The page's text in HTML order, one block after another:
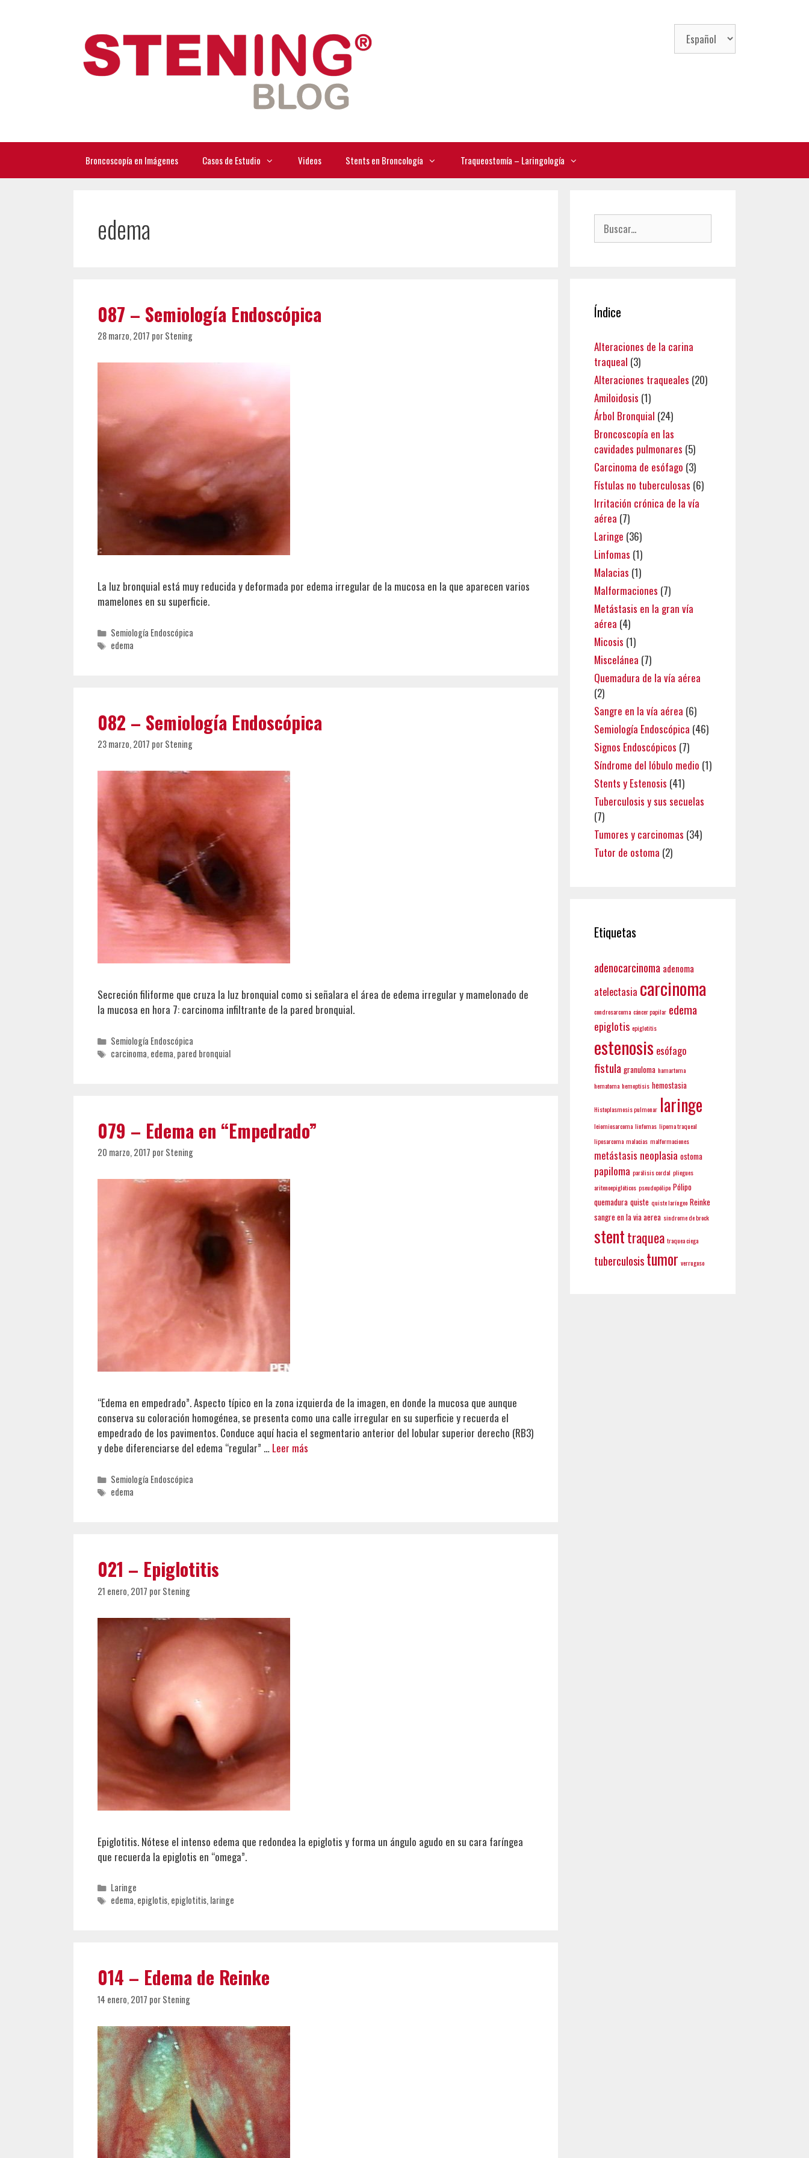
Elegir
Broncoscopía en Imágenes Casos de Estudio Videos Stents en Broncología Traqueostomía – Laringología
edema
087 – Semiología Endoscópica
28 marzo, 2017 porStening
La luz bronquial está muy reducida y deformada por edema irregular de la mucosa en la que aparecen varios
mamelones en su superficie.
Categorías
Semiología Endoscópica
Etiquetas
edema
082 – Semiología Endoscópica
23 marzo, 2017 porStening
Secreción filiforme que cruza la luz bronquial como si señalara el área de edema irregular y mamelonado de
la mucosa en hora 7: carcinoma infiltrante de la pared bronquial.
Categorías
Semiología Endoscópica
Etiquetas
carcinoma,edema,pared bronquial
079 – Edema en “Empedrado”
20 marzo, 2017 porStening
“Edema en empedrado”. Aspecto típico en la zona izquierda de la imagen, en donde la mucosa que aunque
conserva su coloración homogénea, se presenta como una calle irregular en su superficie y recuerda el
empedrado de los pavimentos. Conduce aquí hacia el segmentario anterior del lobular superior derecho (RB3)
y debe diferenciarse del edema “regular” … Leer más
Categorías
Semiología Endoscópica
Etiquetas
edema
021 – Epiglotitis
21 enero, 2017 porStening
Epiglotitis. Nótese el intenso edema que redondea la epiglotis y forma un ángulo agudo en su cara faríngea
que recuerda la epiglotis en “omega”.
Categorías
Laringe
Etiquetas
edema,epiglotis,epiglotitis,laringe
014 – Edema de Reinke
14 enero, 2017 porStening
Buscar:
Índice
Alteraciones de la carina
traqueal (3)
Alteraciones traqueales (20)
Amiloidosis (1)
Árbol Bronquial (24)
Broncoscopía en las
cavidades pulmonares (5)
Carcinoma de esófago (3)
Fístulas no tuberculosas (6)
Irritación crónica de la vía
aérea (7)
Laringe (36)
Linfomas (1)
Malacias (1)
Malformaciones (7)
Metástasis en la gran vía
aérea (4)
Micosis (1)
Miscelánea (7)
Quemadura de la vía aérea
(2)
Sangre en la vía aérea (6)
Semiología Endoscópica (46)
Signos Endoscópicos (7)
Síndrome del lóbulo medio (1)
Stents y Estenosis (41)
Tuberculosis y sus secuelas
(7)
Tumores y carcinomas (34)
Tutor de ostoma (2)
Etiquetas
adenocarcinoma adenoma
atelectasia carcinoma
condrosarcoma cáncer papilar edema
epiglotis epiglotitis
estenosis esófago
fistula granuloma hamartoma
hematoma hemoptisis hemostasia
Histoplasmosis pulmonar laringe
leiomiosarcoma linfomas lipoma traqueal
liposarcoma malacias malformaciones
metástasis neoplasia ostoma
papiloma parálisis cordal pliegues
aritenoepiglóticos pseudopólipo Pólipo
quemadura quiste quiste laríngeo Reinke
sangre en la via aerea sindrome de brock
stenttraquea traquea ciega
tuberculosistumor verrugoso